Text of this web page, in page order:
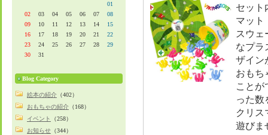
セット
マット
スウェ
なプラ
ザイン
おもち
ことが
った数
クリス
遊びま
01
02
03 04 05 06 07
08
09
10 11 12 13 14
15
16
17 18 19 20 21
22
23
24 25 26 27 28
29
30
31
Blog Category
絵本の紹介 （402）
おもちゃの紹介 （168）
イベント
（258）
お知らせ （344）